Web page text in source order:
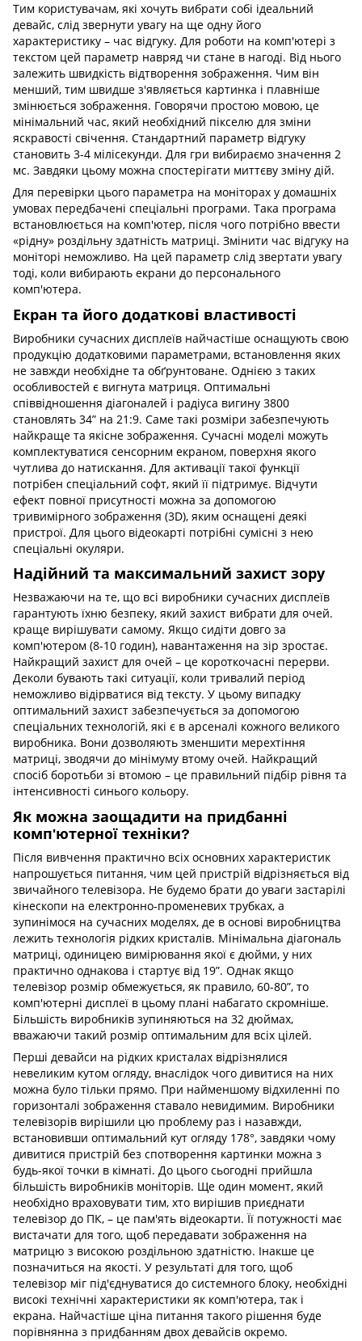
Тим користувачам, які хочуть вибрати собі ідеальний
девайс, слід звернути увагу на ще одну його
характеристику – час відгуку. Для роботи на комп'ютері з
текстом цей параметр навряд чи стане в нагоді. Від нього
залежить швидкість відтворення зображення. Чим він
менший, тим швидше з'являється картинка і плавніше
змінюється зображення. Говорячи простою мовою, це
мінімальний час, який необхідний пікселю для зміни
яскравості свічення. Стандартний параметр відгуку
становить 3-4 мілісекунди. Для гри вибираємо значення 2
мс. Завдяки цьому можна спостерігати миттєву зміну дій.
Для перевірки цього параметра на моніторах у домашніх
умовах передбачені спеціальні програми. Така програма
встановлюється на комп'ютер, після чого потрібно ввести
«рідну» роздільну здатність матриці. Змінити час відгуку на
моніторі неможливо. На цей параметр слід звертати увагу
тоді, коли вибирають екрани до персонального
комп'ютера.
Екран та його додаткові властивості
Виробники сучасних дисплеїв найчастіше оснащують свою
продукцію додатковими параметрами, встановлення яких
не завжди необхідне та обґрунтоване. Однією з таких
особливостей є вигнута матриця. Оптимальні
співвідношення діагоналей і радіуса вигину 3800
становлять 34” на 21:9. Саме такі розміри забезпечують
найкраще та якісне зображення. Сучасні моделі можуть
комплектуватися сенсорним екраном, поверхня якого
чутлива до натискання. Для активації такої функції
потрібен спеціальний софт, який її підтримує. Відчути
ефект повної присутності можна за допомогою
тривимірного зображення (3D), яким оснащені деякі
пристрої. Для цього відеокарті потрібні сумісні з нею
спеціальні окуляри.
Надійний та максимальний захист зору
Незважаючи на те, що всі виробники сучасних дисплеїв
гарантують їхню безпеку, який захист вибрати для очей.
краще вирішувати самому. Якщо сидіти довго за
комп'ютером (8-10 годин), навантаження на зір зростає.
Найкращий захист для очей – це короткочасні перерви.
Деколи бувають такі ситуації, коли тривалий період
неможливо відірватися від тексту. У цьому випадку
оптимальний захист забезпечується за допомогою
спеціальних технологій, які є в арсеналі кожного великого
виробника. Вони дозволяють зменшити мерехтіння
матриці, зводячи до мінімуму втому очей. Найкращий
спосіб боротьби зі втомою – це правильний підбір рівня та
інтенсивності синього кольору.
Як можна заощадити на придбанні
комп'ютерної техніки?
Після вивчення практично всіх основних характеристик
напрошується питання, чим цей пристрій відрізняється від
звичайного телевізора. Не будемо брати до уваги застарілі
кінескопи на електронно-променевих трубках, а
зупинімося на сучасних моделях, де в основі виробництва
лежить технологія рідких кристалів. Мінімальна діагональ
матриці, одиницею вимірювання якої є дюйми, у них
практично однакова і стартує від 19”. Однак якщо
телевізор розмір обмежується, як правило, 60-80”, то
комп'ютерні дисплеї в цьому плані набагато скромніше.
Більшість виробників зупиняються на 32 дюймах,
вважаючи такий розмір оптимальним для всіх цілей.
Перші девайси на рідких кристалах відрізнялися
невеликим кутом огляду, внаслідок чого дивитися на них
можна було тільки прямо. При найменшому відхиленні по
горизонталі зображення ставало невидимим. Виробники
телевізорів вирішили цю проблему раз і назавжди,
встановивши оптимальний кут огляду 178°, завдяки чому
дивитися пристрій без спотворення картинки можна з
будь-якої точки в кімнаті. До цього сьогодні прийшла
більшість виробників моніторів. Ще один момент, який
необхідно враховувати тим, хто вирішив приєднати
телевізор до ПК, – це пам'ять відеокарти. Її потужності має
вистачати для того, щоб передавати зображення на
матрицю з високою роздільною здатністю. Інакше це
позначиться на якості. У результаті для того, щоб
телевізор міг під'єднуватися до системного блоку, необхідні
високі технічні характеристики як комп'ютера, так і
екрана. Найчастіше ціна питання такого рішення буде
порівнянна з придбанням двох девайсів окремо.